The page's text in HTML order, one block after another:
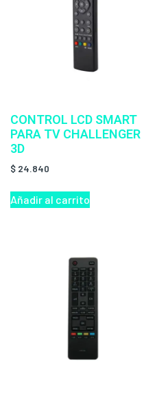
CONTROL LCD SMART
PARA TV CHALLENGER
3D
$ 24.840
Añadir al carrito